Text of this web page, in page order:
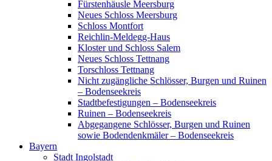
Fürstenhäusle Meersburg
Neues Schloss Meersburg
Schloss Montfort
Reichlin-Meldegg-Haus
Kloster und Schloss Salem
Neues Schloss Tettnang
Torschloss Tettnang
Nicht zugängliche Schlösser, Burgen und Ruinen
– Bodenseekreis
Stadtbefestigungen – Bodenseekreis
Ruinen – Bodenseekreis
Abgegangene Schlösser, Burgen und Ruinen
sowie Bodendenkmäler – Bodenseekreis
Bayern
Stadt Ingolstadt